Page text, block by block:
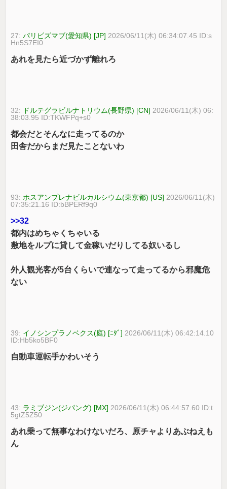
27:パリビズマブ(愛知県) [JP] 2026/06/11(木) 06:34:07.45 ID:s
Hn5S7EI0
あれを見たら近づかず離れろ
32: ドルテグラビルナトリウム(長野県) [CN] 2026/06/11(木) 06:
38:03.95 ID:TKWFPq+s0
都会だとそんなに走ってるのか
田舎だからまだ見たことないわ
93: ホスアンプレナビルカルシウム(東京都) [US] 2026/06/11(木)
07:35:21.16 ID:bBPERf9q0
>>32
都内はめちゃくちゃいる
敷地をルプに貸して金稼いだりしてる奴いるし
外人観光客が5台くらいで連なって走ってるから邪魔危
ない
39: イノシンプラノベクス(庭) [ﾆﾀﾞ] 2026/06/11(木) 06:42:14.10
ID:Hb5ko5BF0
自動車運転手かわいそう
43: ラミブジン(ジパング) [MX] 2026/06/11(木) 06:44:57.60 ID:t
5gtZ5Z50
あれ乗って無事なわけないだろ、原チャよりあぶねえも
ん